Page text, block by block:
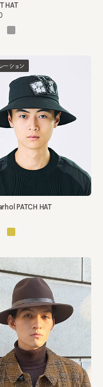
HAT
ーション
PATCH HAT